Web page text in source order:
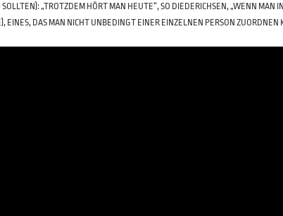
„TROTZDEM HÖRT MAN HEUTE“, SO DIEDERICHSEN, „WENN MAN
EINES, DAS MAN NICHT UNBEDINGT EINER EINZELNEN PERSON ZUORDNEN